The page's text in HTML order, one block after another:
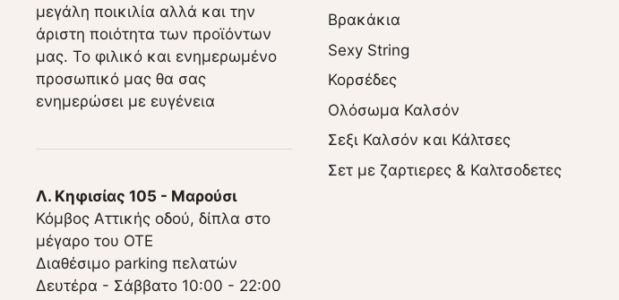
μεγάλη ποικιλία αλλά και την
άριστη ποιότητα των προϊόντων
μας. Το φιλικό και ενημερωμένο
προσωπικό μας θα σας
ενημερώσει με ευγένεια
Λ. Κηφισίας 105 - Μαρούσι
Κόμβος Αττικής οδού, δίπλα στο
μέγαρο του ΟΤΕ
Διαθέσιμο parking πελατών
Δευτέρα - Σάββατο 10:00 - 22:00
Βρακάκια
Sexy String
Κορσέδες
Ολόσωμα Καλσόν
Σεξι Καλσόν και Κάλτσες
Σετ με ζαρτιερες & Καλτσοδετες